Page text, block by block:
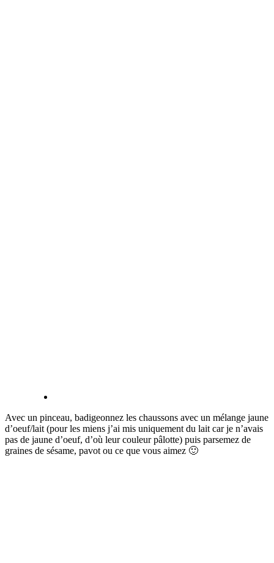
Avec un pinceau, badigeonnez les chaussons avec un mélange jaune
d’oeuf/lait (pour les miens j’ai mis uniquement du lait car je n’avais
pas de jaune d’oeuf, d’où leur couleur pâlotte) puis parsemez de
graines de sésame, pavot ou ce que vous aimez 🙂